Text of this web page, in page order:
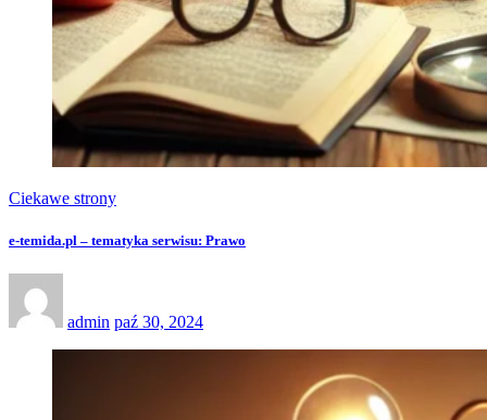
Ciekawe strony
e-temida.pl – tematyka serwisu: Prawo
admin paź 30, 2024